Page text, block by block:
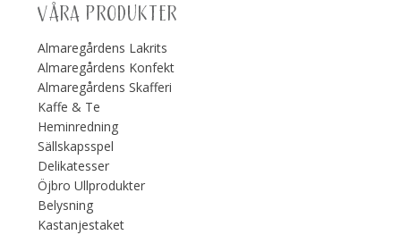
VÅRA PRODUKTER
Almaregårdens Lakrits
Almaregårdens Konfekt
Almaregårdens Skafferi
Kaffe & Te
Heminredning
Sällskapsspel
Delikatesser
Öjbro Ullprodukter
Belysning
Kastanjestaket